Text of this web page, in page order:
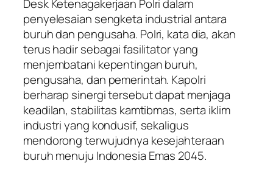
Desk Ketenagakerjaan Polri dalam
penyelesaian sengketa industrial antara
buruh dan pengusaha. Polri, kata dia, akan
terus hadir sebagai fasilitator yang
menjembatani kepentingan buruh,
pengusaha, dan pemerintah. Kapolri
berharap sinergi tersebut dapat menjaga
keadilan, stabilitas kamtibmas, serta iklim
industri yang kondusif, sekaligus
mendorong terwujudnya kesejahteraan
buruh menuju Indonesia Emas 2045.